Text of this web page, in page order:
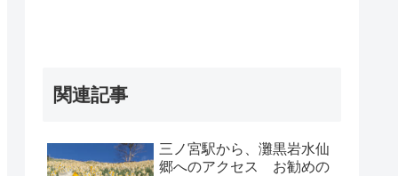
関連記事
三ノ宮駅から、灘黒岩水仙
郷へのアクセス お勧めの